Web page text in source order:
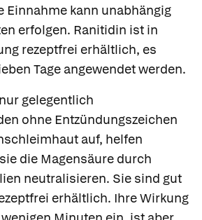
Einnahme kann unabhängig
erfolgen. Ranitidin ist in
rezeptfrei erhältlich, es
Tage angewendet werden.
gelegentlich
ohne Entzündungszeichen
auf, helfen
die Magensäure durch
neutralisieren. Sie sind gut
erhältlich. Ihre Wirkung